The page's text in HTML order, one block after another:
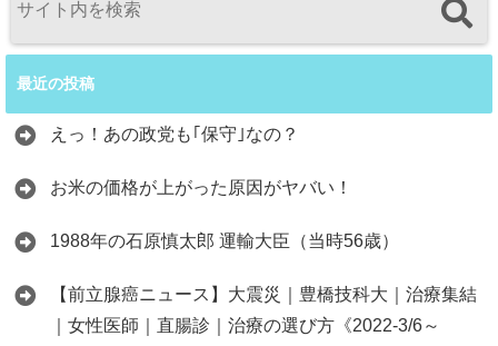
最近の投稿
えっ！あの政党も｢保守｣なの？
お米の価格が上がった原因がヤバい！
1988年の石原慎太郎 運輸大臣（当時56歳）
【前立腺癌ニュース】大震災｜豊橋技科大｜治療集結
｜女性医師｜直腸診｜治療の選び方《2022-3/6～